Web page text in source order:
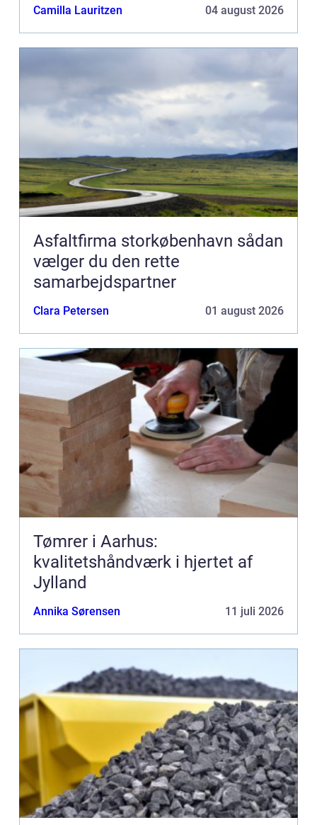
Camilla Lauritzen 04 august 2026
Asfaltfirma storkøbenhavn sådan
vælger du den rette
samarbejdspartner
Clara Petersen 01 august 2026
Tømrer i Aarhus:
kvalitetshåndværk i hjertet af
Jylland
Annika Sørensen 11 juli 2026